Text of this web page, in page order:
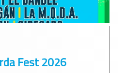
Fest 2026